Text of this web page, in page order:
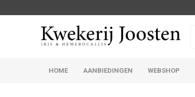
HOME AANBIEDINGEN WEBSHOP